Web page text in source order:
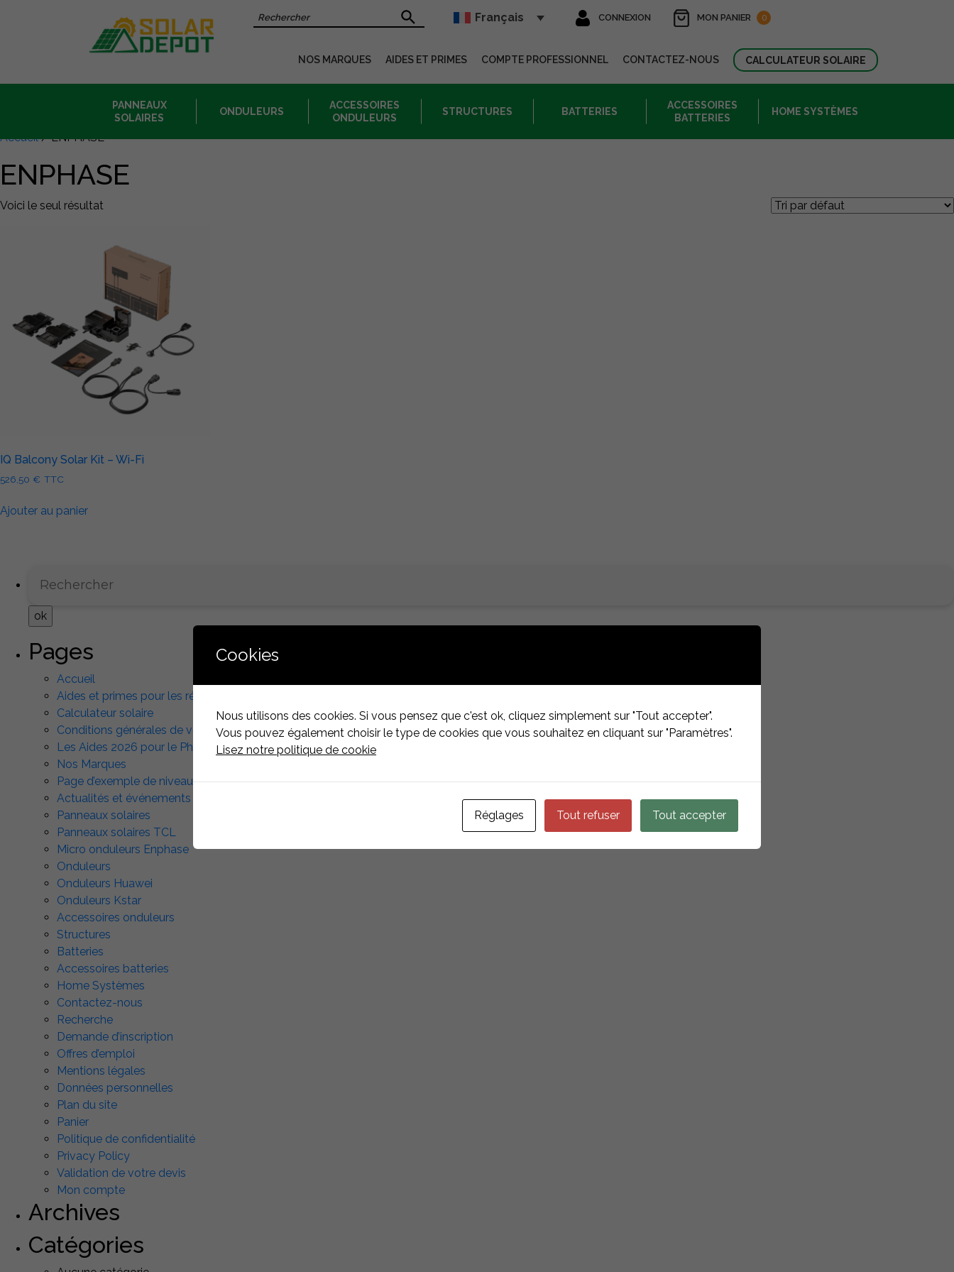
Recherche sur le site Français CONNEXION MON PANIER 0
NOS MARQUES AIDES ET PRIMES COMPTE PROFESSIONNEL CONTACTEZ-NOUS CALCULATEUR SOLAIRE
PANNEAUX
SOLAIRES
ONDULEURS
ACCESSOIRES
ONDULEURS
STRUCTURES BATTERIES
ACCESSOIRES
BATTERIES
HOME SYSTÈMES
Accueil/ ENPHASE
ENPHASE
Voici le seul résultat
IQ Balcony Solar Kit – Wi-Fi
526,50 € TTC
Ajouter au panier
Pages
Accueil
Aides et primes pour les rénovations énergétiques au Luxembourg
Calculateur solaire
Conditions générales de vente
Les Aides 2026 pour le Photovoltaïque au Luxembourg
Nos Marques
Page d’exemple de niveau 2
Actualités et événements
Panneaux solaires
Panneaux solaires TCL
Micro onduleurs Enphase
Onduleurs
Onduleurs Huawei
Onduleurs Kstar
Accessoires onduleurs
Structures
Batteries
Accessoires batteries
Home Systèmes
Contactez-nous
Recherche
Demande d’inscription
Offres d’emploi
Mentions légales
Données personnelles
Plan du site
Panier
Politique de confidentialité
Privacy Policy
Validation de votre devis
Mon compte
Archives
Catégories
Cookies
Nous utilisons des cookies. Si vous pensez que c'est ok, cliquez simplement sur "Tout accepter".
Vous pouvez également choisir le type de cookies que vous souhaitez en cliquant sur "Paramètres".
Lisez notre politique de cookie
Réglages Tout refuser Tout accepter